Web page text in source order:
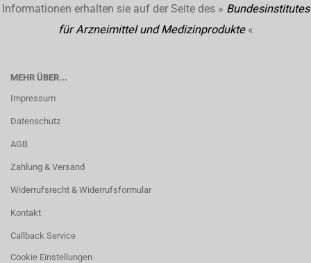
Informationen erhalten sie auf der Seite des » Bundesinstitutes
für Arzneimittel und Medizinprodukte«
MEHR ÜBER...
Impressum
Datenschutz
AGB
Zahlung & Versand
Widerrufsrecht & Widerrufsformular
Kontakt
Callback Service
Cookie Einstellungen